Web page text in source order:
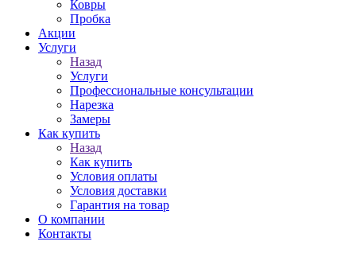
Ковры
Пробка
Акции
Услуги
Назад
Услуги
Профессиональные консультации
Нарезка
Замеры
Как купить
Назад
Как купить
Условия оплаты
Условия доставки
Гарантия на товар
О компании
Контакты